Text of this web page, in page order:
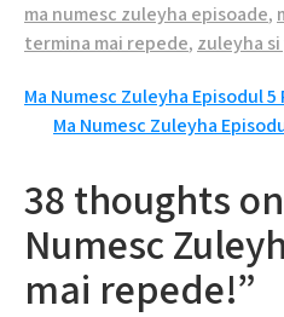
ma numesc zuleyha episoade,
termina mai repede, zuleyha
Navigare
în
articole
Ma Numesc Zuleyha Episodul
Ma Numesc Zuleyha
38 thoughts
Numesc
mai repede!”